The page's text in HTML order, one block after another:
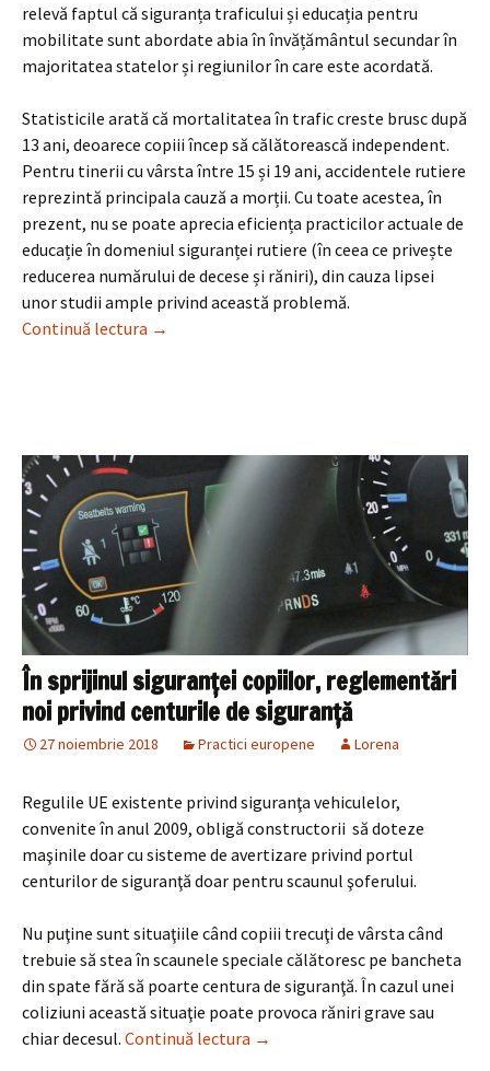
relevă faptul că siguranța traficului și educația pentru
mobilitate sunt abordate abia în învățământul secundar în
majoritatea statelor și regiunilor în care este acordată.
Statisticile arată că mortalitatea în trafic creste brusc după
13 ani, deoarece copiii încep să călătorească independent.
Pentru tinerii cu vârsta între 15 și 19 ani, accidentele rutiere
reprezintă principala cauză a morții. Cu toate acestea, în
prezent, nu se poate aprecia eficiența practicilor actuale de
educație în domeniul siguranței rutiere (în ceea ce privește
reducerea numărului de decese și răniri), din cauza lipsei
unor studii ample privind această problemă.
Continuă lectura Studiu european privind educația rutieră
→
În sprijinul siguranţei copiilor, reglementări
noi privind centurile de siguranţă
27 noiembrie 2018 Practici europene Lorena
Regulile UE existente privind siguranţa vehiculelor,
convenite în anul 2009, obligă constructorii să doteze
maşinile doar cu sisteme de avertizare privind portul
centurilor de siguranţă doar pentru scaunul şoferului.
Nu puţine sunt situaţiile când copiii trecuţi de vârsta când
trebuie să stea în scaunele speciale călătoresc pe bancheta
din spate fără să poarte centura de siguranţă. În cazul unei
coliziuni această situaţie poate provoca răniri grave sau
chiar decesul. Continuă lectura În sprijinul siguranţei copiilor,
→